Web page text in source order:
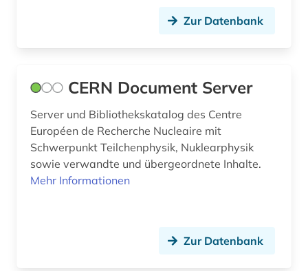
theologie (1)
umwelt (1)
umweltanalyse (1)
umweltbewusstsein (1)
Zur Datenbank
CERN Document Server
Server und Bibliothekskatalog des Centre
Européen de Recherche Nucleaire mit
Schwerpunkt Teilchenphysik, Nuklearphysik
sowie verwandte und übergeordnete Inhalte.
Mehr Informationen
Zur Datenbank